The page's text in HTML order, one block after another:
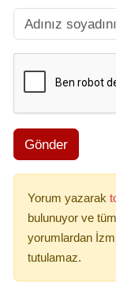
Gönder
Yorum yazarak
bulunuyor ve
yorumlardan
tutulamaz.